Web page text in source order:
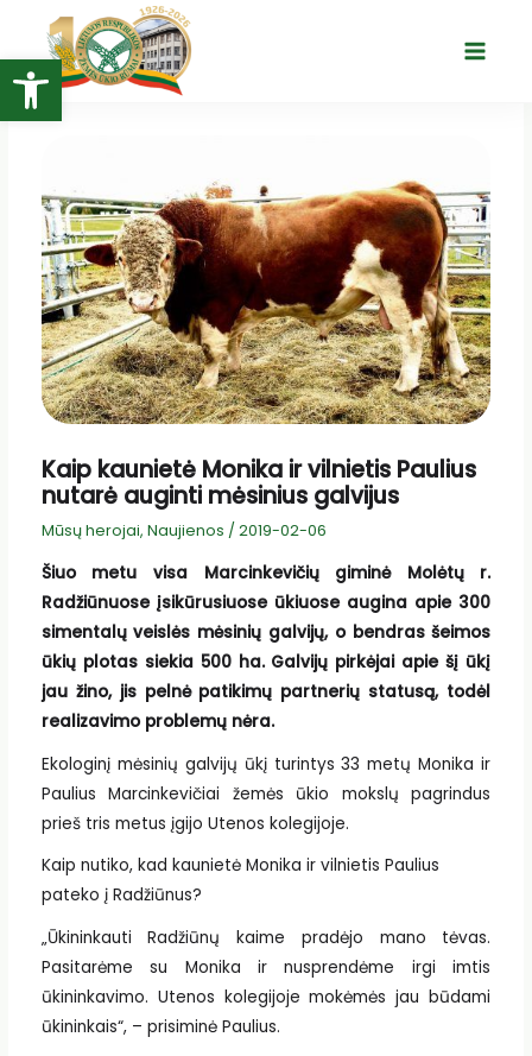
Open toolbar
turinio
Main
Kaip kaunietė Monika ir vilnietis Paulius
nutarė auginti mėsinius galvijus
Mūsų herojai, Naujienos / 2019-02-06
Šiuo metu visa Marcinkevičių giminė Molėtų r.
Radžiūnuose įsikūrusiuose ūkiuose augina apie 300
simentalų veislės mėsinių galvijų, o bendras šeimos
ūkių plotas siekia 500 ha. Galvijų pirkėjai apie šį ūkį
jau žino, jis pelnė patikimų partnerių statusą, todėl
realizavimo problemų nėra.
Ekologinį mėsinių galvijų ūkį turintys 33 metų Monika ir
Paulius Marcinkevičiai žemės ūkio mokslų pagrindus
prieš tris metus įgijo Utenos kolegijoje.
Kaip nutiko, kad kaunietė Monika ir vilnietis Paulius
pateko į Radžiūnus?
„Ūkininkauti Radžiūnų kaime pradėjo mano tėvas.
Pasitarėme su Monika ir nusprendėme irgi imtis
ūkininkavimo. Utenos kolegijoje mokėmės jau būdami
ūkininkais“, – prisiminė Paulius.